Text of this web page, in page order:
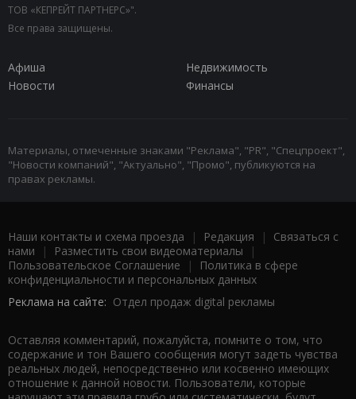
ТОВ «КЕПРЕЙТ ПАРТНЕРС»".
Все права защищены.
Афиша
Недвижимость
Новости
Финансы
Материалы, отмеченные знаками "Реклама", "PR", "Спецпроект",
"Новости компаний", "Актуально", "Промо", публикуются на
правах рекламы.
Наши контакты и схема проезда | Редакция | Связаться с
нами | Разместить свои видеоматериалы |
Пользовательское Соглашение |
Политика в сфере
конфиденциальности и персональных данных
Реклама на сайте: Отдел продаж digital рекламы
Оставляя комментарий, пожалуйста, помните о том, что
содержание и тон Вашего сообщения могут задеть чувства
реальных людей, непосредственно или косвенно имеющих
отношение к данной новости. Пользователи, которые